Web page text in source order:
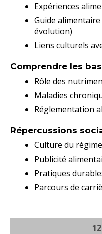
Expériences
Guide
évolution)
Liens culturels
Comprendre les
Rôle des
Maladies
Réglementation
Répercussions
Culture du régime
Publicité
Pratiques
Parcours de
12